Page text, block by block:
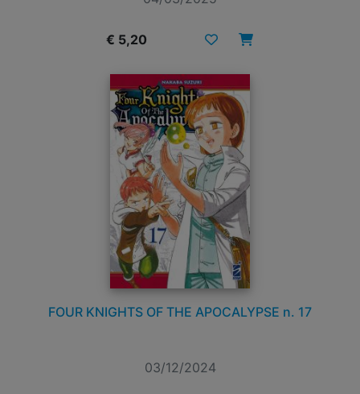
€ 5,20
FOUR KNIGHTS OF THE APOCALYPSE n. 17
03/12/2024